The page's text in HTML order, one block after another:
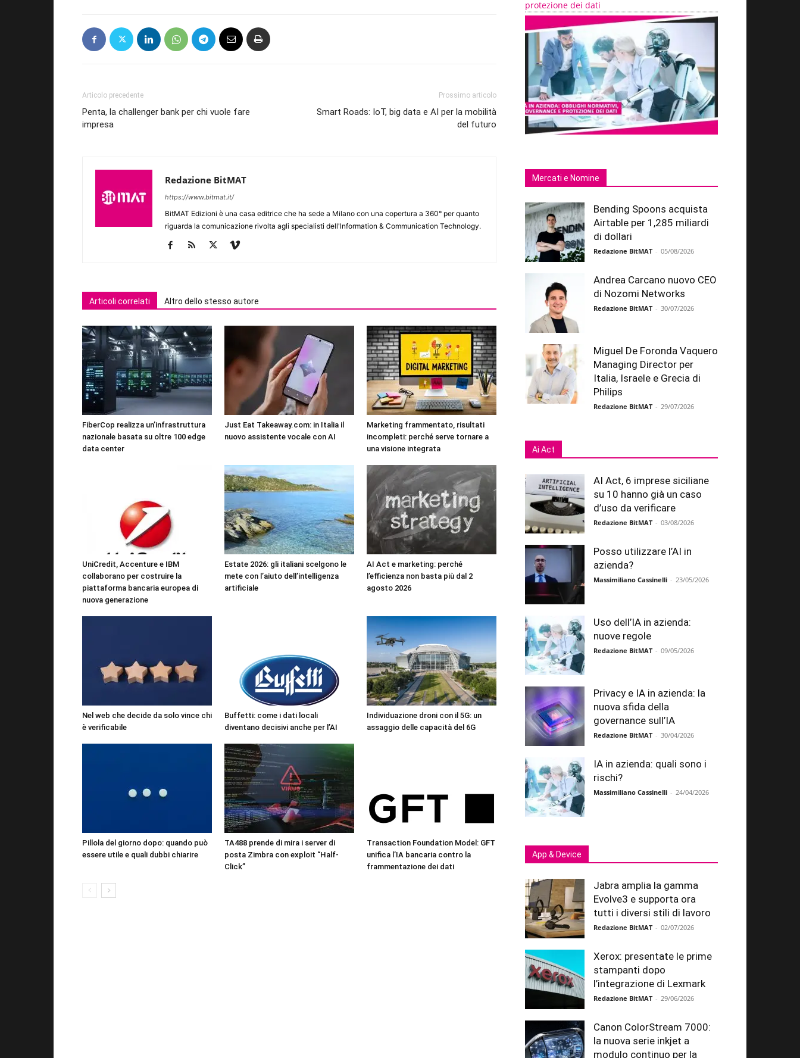
Articolo precedente
Penta, la challenger bank per chi vuole fare
impresa
Prossimo articolo
Smart Roads: IoT, big data e AI per la mobilità
del futuro
Redazione BitMAT
https://www.bitmat.it/
BitMAT Edizioni è una casa editrice che ha sede a Milano con una copertura a 360° per quanto
riguarda la comunicazione rivolta agli specialisti dell'lnformation & Communication Technology.
Articoli correlati Altro dello stesso autore
FiberCop realizza un’infrastruttura
nazionale basata su oltre 100 edge
data center
Just Eat Takeaway.com: in Italia il
nuovo assistente vocale con AI
Marketing frammentato, risultati
incompleti: perché serve tornare a
una visione integrata
UniCredit, Accenture e IBM
collaborano per costruire la
piattaforma bancaria europea di
nuova generazione
Estate 2026: gli italiani scelgono le
mete con l’aiuto dell’intelligenza
artificiale
AI Act e marketing: perché
l’efficienza non basta più dal 2
agosto 2026
Nel web che decide da solo vince chi
è verificabile
Buffetti: come i dati locali
diventano decisivi anche per l’AI
Individuazione droni con il 5G: un
assaggio delle capacità del 6G
Pillola del giorno dopo: quando può
essere utile e quali dubbi chiarire
TA488 prende di mira i server di
posta Zimbra con exploit “Half-
Click”
Transaction Foundation Model: GFT
unifica l’IA bancaria contro la
frammentazione dei dati
protezione dei dati
Mercati e Nomine
Bending Spoons acquista
Airtable per 1,285 miliardi
di dollari
Redazione BitMAT - 05/08/2026
Andrea Carcano nuovo CEO
di Nozomi Networks
Redazione BitMAT - 30/07/2026
Miguel De Foronda Vaquero
Managing Director per
Italia, Israele e Grecia di
Philips
Redazione BitMAT - 29/07/2026
Ai Act
AI Act, 6 imprese siciliane
su 10 hanno già un caso
d’uso da verificare
Redazione BitMAT - 03/08/2026
Posso utilizzare l’AI in
azienda?
Massimiliano Cassinelli - 23/05/2026
Uso dell’IA in azienda:
nuove regole
Redazione BitMAT - 09/05/2026
Privacy e IA in azienda: la
nuova sfida della
governance sull’IA
Redazione BitMAT - 30/04/2026
IA in azienda: quali sono i
rischi?
Massimiliano Cassinelli - 24/04/2026
App & Device
Jabra amplia la gamma
Evolve3 e supporta ora
tutti i diversi stili di lavoro
Redazione BitMAT - 02/07/2026
Xerox: presentate le prime
stampanti dopo
l’integrazione di Lexmark
Redazione BitMAT - 29/06/2026
Canon ColorStream 7000:
la nuova serie inkjet a
modulo continuo per la